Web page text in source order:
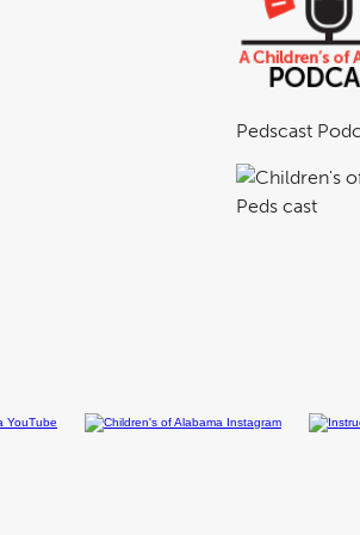
Pedscast